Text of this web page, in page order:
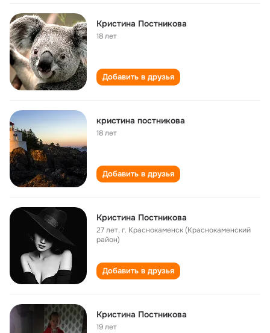
Кристина Постникова
18 лет
Добавить в друзья
кристина постникова
18 лет
Добавить в друзья
Кристина Постникова
27 лет,г. Краснокаменск (Краснокаменский
район)
Добавить в друзья
Кристина Постникова
19 лет